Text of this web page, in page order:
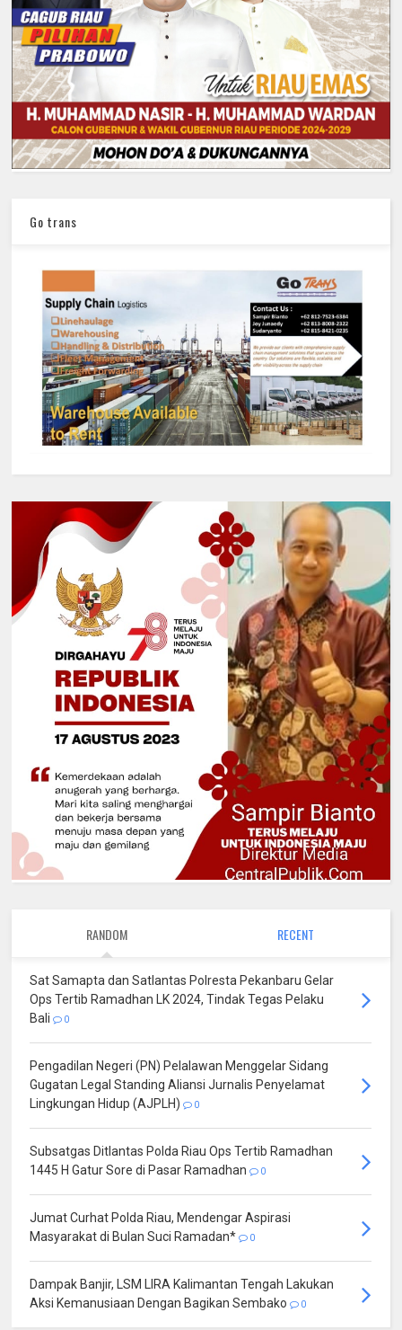
Go trans
RANDOM RECENT
Sat Samapta dan Satlantas Polresta Pekanbaru Gelar
Ops Tertib Ramadhan LK 2024, Tindak Tegas Pelaku
Bali
0
Pengadilan Negeri (PN) Pelalawan Menggelar Sidang
Gugatan Legal Standing Aliansi Jurnalis Penyelamat
Lingkungan Hidup (AJPLH)
0
Subsatgas Ditlantas Polda Riau Ops Tertib Ramadhan
1445 H Gatur Sore di Pasar Ramadhan
0
Jumat Curhat Polda Riau, Mendengar Aspirasi
Masyarakat di Bulan Suci Ramadan*
0
Dampak Banjir, LSM LIRA Kalimantan Tengah Lakukan
Aksi Kemanusiaan Dengan Bagikan Sembako
0